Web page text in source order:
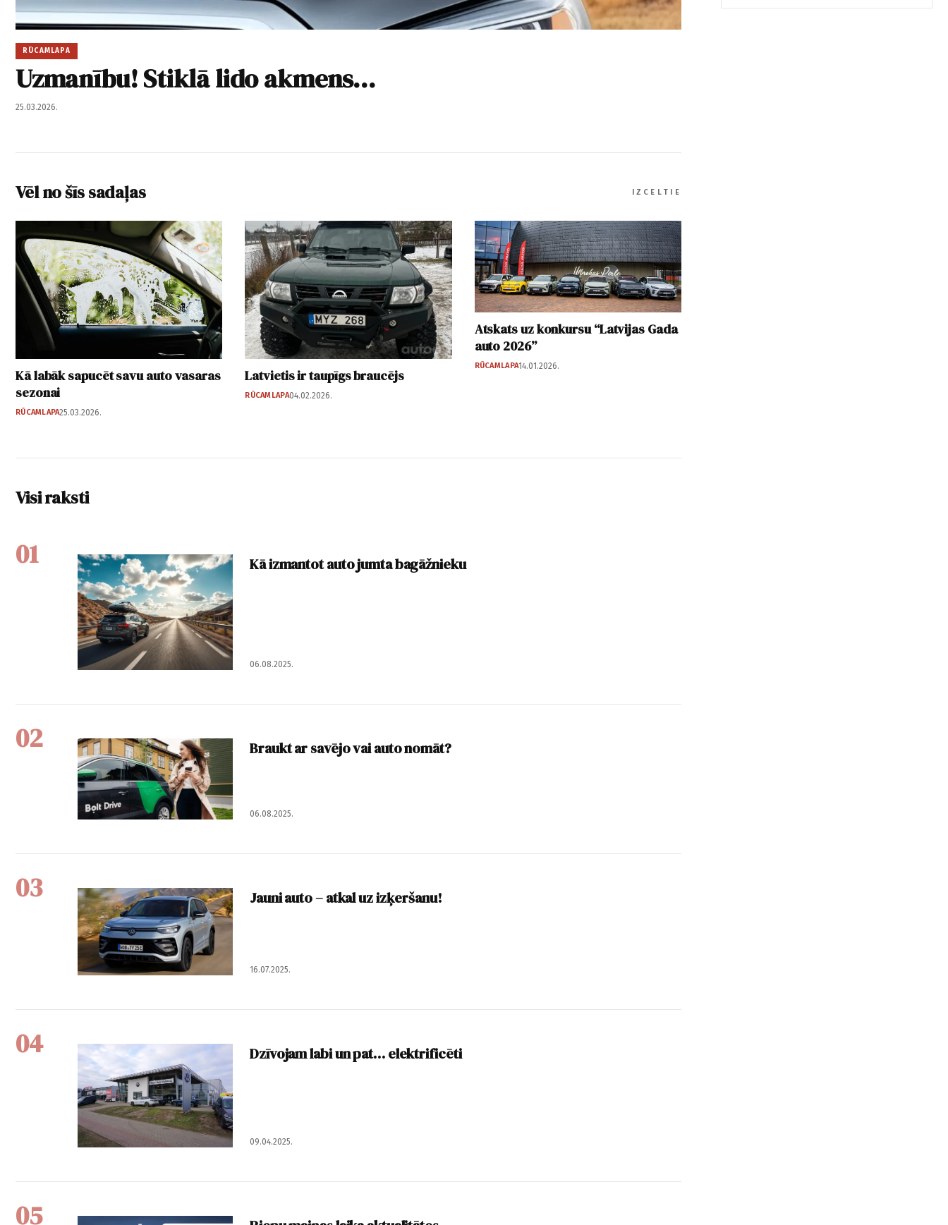
RŪCAMLAPA
Uzmanību! Stiklā lido akmens…
25.03.2026.
Vēl no šīs sadaļas IZCELTIE
Kā labāk sapucēt savu auto vasaras
sezonai
RŪCAMLAPA25.03.2026.
Latvietis ir taupīgs braucējs
RŪCAMLAPA04.02.2026.
Atskats uz konkursu “Latvijas Gada
auto 2026”
RŪCAMLAPA14.01.2026.
Visi raksti
01 Kā izmantot auto jumta bagāžnieku
06.08.2025.
02 Braukt ar savējo vai auto nomāt?
06.08.2025.
03 Jauni auto – atkal uz izķeršanu!
16.07.2025.
04 Dzīvojam labi un pat… elektrificēti
09.04.2025.
05